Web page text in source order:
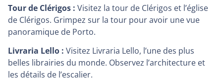
Tour de Clérigos : Visitez la tour de Clérigos et l’église
de Clérigos. Grimpez sur la tour pour avoir une vue
panoramique de Porto.
Livraria Lello : Visitez Livraria Lello, l’une des plus
belles librairies du monde. Observez l’architecture et
les détails de l’escalier.